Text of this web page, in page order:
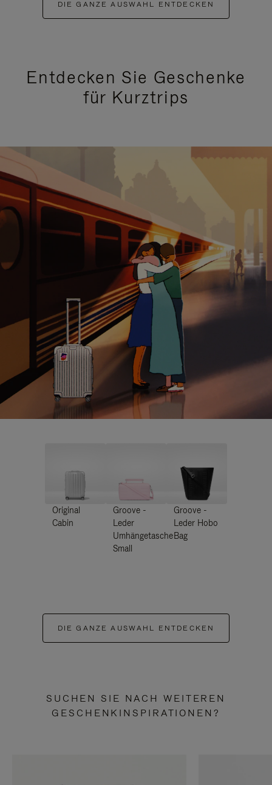
DIE GANZE AUSWAHL ENTDECKEN
Entdecken Sie Geschenke
für Kurztrips
Original
Cabin
Groove -
Leder
Umhängetasche
Small
Groove -
Leder Hobo
Bag
DIE GANZE AUSWAHL ENTDECKEN
SUCHEN SIE NACH WEITEREN
GESCHENKINSPIRATIONEN?